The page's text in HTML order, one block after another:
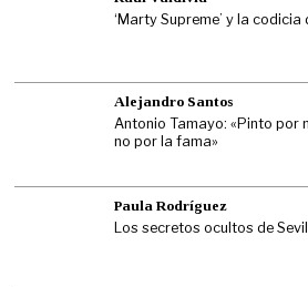
‘Marty Supreme’ y la
Alejandro Santos
Antonio Tamayo: «Pinto por
no por la fama»
Paula Rodríguez
Los secretos ocultos de